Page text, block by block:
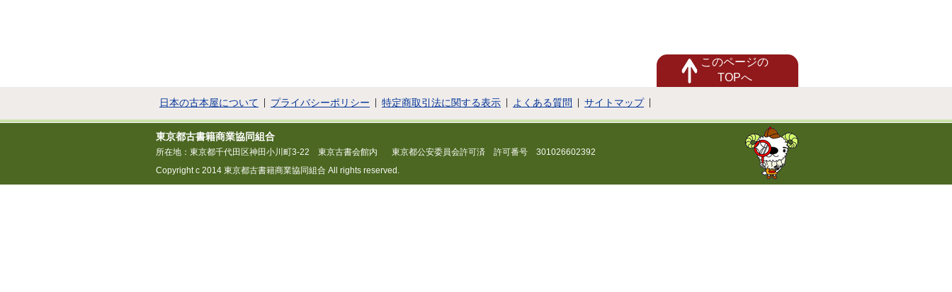
このページの
TOPへ
日本の古本屋について プライバシーポリシー 特定商取引法に関する表示 よくある質問 サイトマップ
東京都古書籍商業協同組合
所在地：東京都千代田区神田小川町3-22 東京古書会館内
東京都公安委員会許可済 許可番号 301026602392
Copyright c 2014 東京都古書籍商業協同組合 All rights reserved.